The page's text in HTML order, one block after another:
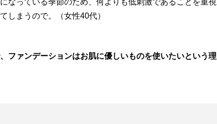
しまうので。（女性40代）
ファンデーションはお肌に優しいものを使いたいという理